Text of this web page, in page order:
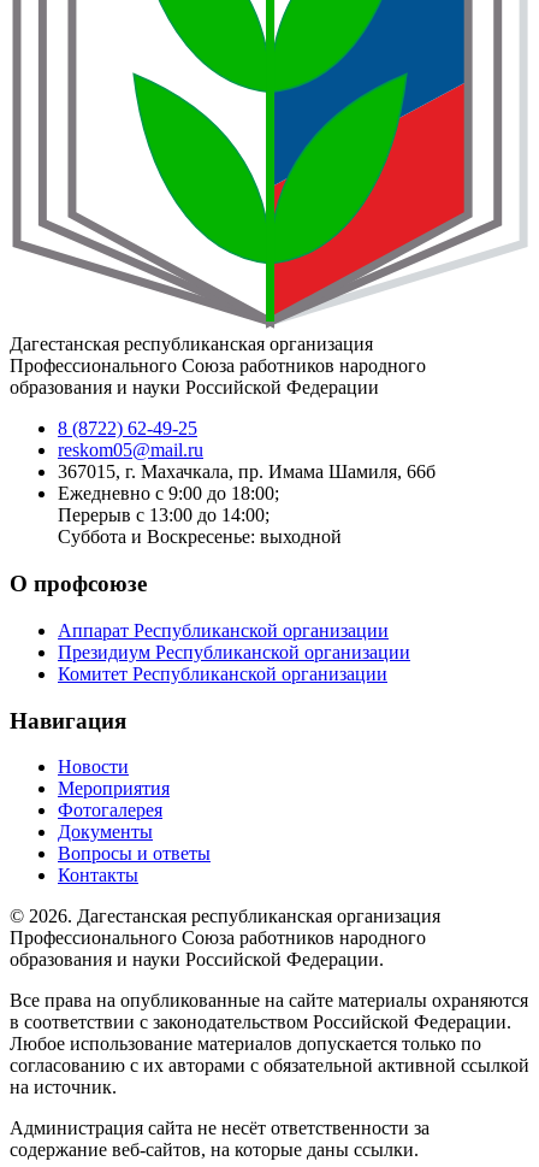
Дагестанская республиканская организация
Профессионального Союза работников народного
образования и науки Российской Федерации
8 (8722) 62-49-25
reskom05@mail.ru
367015, г. Махачкала, пр. Имама Шамиля, 66б
Ежедневно с 9:00 до 18:00;
Перерыв с 13:00 до 14:00;
Суббота и Воскресенье: выходной
О профсоюзе
Аппарат Республиканской организации
Президиум Республиканской организации
Комитет Республиканской организации
Навигация
Новости
Мероприятия
Фотогалерея
Документы
Вопросы и ответы
Контакты
© 2026. Дагестанская республиканская организация
Профессионального Союза работников народного
образования и науки Российской Федерации.
Все права на опубликованные на сайте материалы охраняются
в соответствии с законодательством Российской Федерации.
Любое использование материалов допускается только по
согласованию с их авторами с обязательной активной ссылкой
на источник.
Администрация сайта не несёт ответственности за
содержание веб-сайтов, на которые даны ссылки.